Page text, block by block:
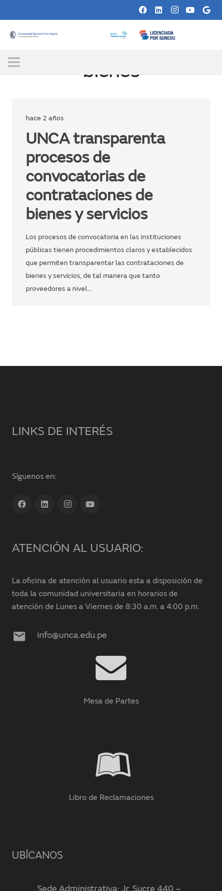
bienes
hace 2 años
UNCA transparenta
procesos de
convocatorias de
contrataciones de
bienes y servicios
Los procesos de convocatoria en las instituciones
públicas tienen procedimientos claros y establecidos
que permiten transparentar las contrataciones de
bienes y servicios, de tal manera que tanto
proveedores a nivel…
LINKS DE INTERÉS
Síguenos en:
ATENCIÓN AL USUARIO:
La oficina de atención al usuario esta a disposición de
toda la comunidad universitaria en horarios de
atención de Lunes a Viernes de 8:30 a.m. a 4:00 p.m.
mail info@unca.edu.pe
Mesa de Partes
Libro de Reclamaciones
UBÍCANOS